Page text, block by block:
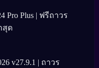
Pro Plus | ฟรีถาวร
สุด
v27.9.1 | ถาวร